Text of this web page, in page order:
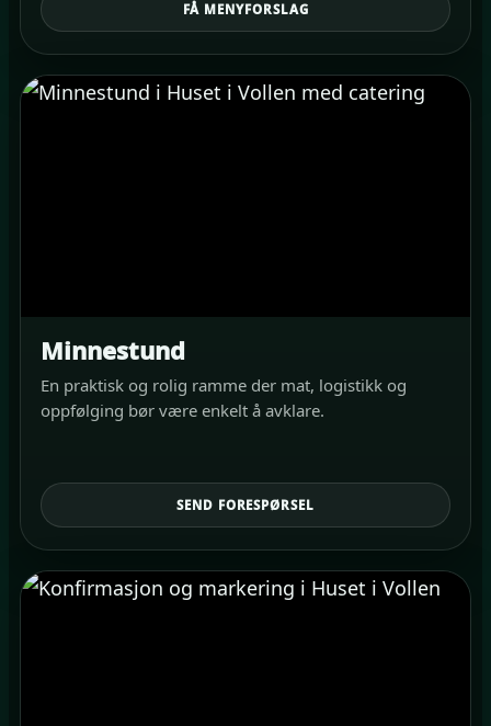
FÅ MENYFORSLAG
Minnestund
En praktisk og rolig ramme der mat, logistikk og
oppfølging bør være enkelt å avklare.
SEND FORESPØRSEL